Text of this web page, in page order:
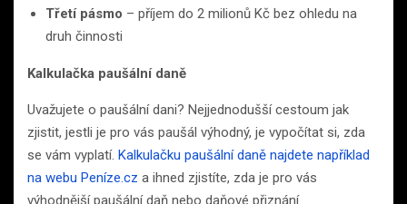
Třetí pásmo – příjem do 2 milionů Kč bez ohledu na
druh činnosti
Kalkulačka paušální daně
Uvažujete o paušální dani? Nejjednodušší cestoum jak
zjistit, jestli je pro vás paušál výhodný, je vypočítat si, zda
se vám vyplatí. Kalkulačku paušální daně najdete například
na webu Peníze.cz a ihned zjistíte, zda je pro vás
výhodnější paušální daň nebo daňové přiznání.